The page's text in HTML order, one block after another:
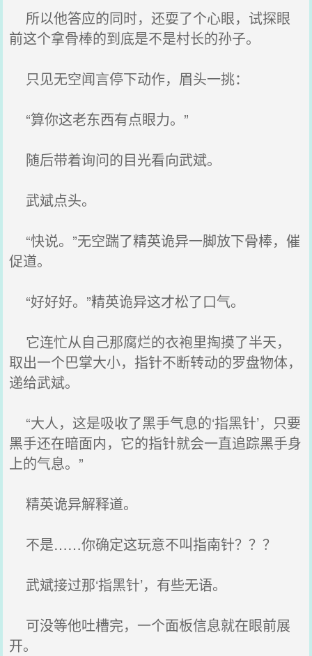
所以他答应的同时，还耍了个心眼，试探眼
前这个拿骨棒的到底是不是村长的孙子。
只见无空闻言停下动作，眉头一挑：
“算你这老东西有点眼力。”
随后带着询问的目光看向武斌。
武斌点头。
“快说。”无空踹了精英诡异一脚放下骨棒，催
促道。
“好好好。”精英诡异这才松了口气。
它连忙从自己那腐烂的衣袍里掏摸了半天，
取出一个巴掌大小，指针不断转动的罗盘物体，
递给武斌。
“大人，这是吸收了黑手气息的‘指黑针’，只要
黑手还在暗面内，它的指针就会一直追踪黑手身
上的气息。”
精英诡异解释道。
不是……你确定这玩意不叫指南针？？？
武斌接过那‘指黑针’，有些无语。
可没等他吐槽完，一个面板信息就在眼前展
开。